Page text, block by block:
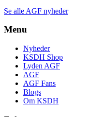
Se alle AGF nyheder
Menu
Nyheder
KSDH Shop
Lyden AGF
AGF
AGF Fans
Blogs
Om KSDH